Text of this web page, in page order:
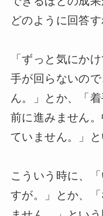
どのように回答
「ずっと気にか
手が回らないの
ん。」とか、「
前に進みません
ていません。」
こういう時に、
すが。」とか、